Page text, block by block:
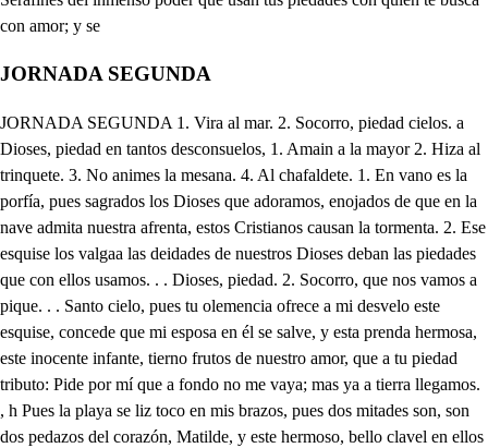
JORNADA SEGUNDA
JORNADA SEGUNDA 1. Vira al mar. 2. Socorro, piedad cielos. a Dioses, piedad en tantos desconsuelos, 1. Amain a la mayor 2. Hiza al trinquete. 3. No animes la mesana. 4. Al chafaldete. 1. En vano es la porfía, pues sagrados los Dioses que adoramos, enojados de que en la nave admita nuestra afrenta, estos Cristianos causan la tormenta. 2. Ese esquise los valgaa las deidades de nuestros Dioses deban las piedades que con ellos usamos. . . Dioses, piedad. 2. Socorro, que nos vamos a pique. . . Santo cielo, pues tu olemencia ofrece a mi desvelo este esquise, concede que mi esposa en él se salve, y esta prenda hermosa, este inocente infante, tierno frutos de nuestro amor, que a tu piedad tributo: Pide por mí que a fondo no me vaya; mas ya a tierra llegamos. , h Pues la playa se liz toco en mis brazos, pues dos mitades son, son dos pedazos del corazón, Matilde, y este hermoso, bello clavel en ellos amoroso. El primero se salve a su fortuna; sirva este risco de piadosa cuna, quédate aquí con él, Lagarto, en tanto que a Matil de socorro en mi quebranto porque a un desmayo su beldad rendida, parentesís tirano es de su vida. ̱. Que después de cinco años. que habrá que andábamos huyendo se Alejandro los rigores, viendo estado encubirtos todo aqueste tiempo, el mar laga con nosotros esto, cuando Matilde, y Felipo en la lealtad satisfecho se los de Ungría, a tomar) iban amparo en su Reino, y haya quien sus esperanzas del mar las fie, no siendo calabazas, común madre, mil veces beso, y rebeso tu paz, y solo en ti alabo cuanto en ti estás produciendo, pues para anegarnos das solo el licor de sermientos, y este borracho del nm lo que cria es abadejo. Qué poco que sentirá este tierno Infante esto! aún de su madre suele tomar las penas a pechos. Pero a qué sitio aportado habemos? que yo no encuentro mas que unos pelados riscos, y de quien poder saberlo en cuanto la vista alcanza no discurro: mas que veo? santos Cielos, un Leonazo se viene hacia mí; si de estos moradores ay aquí, al mar otra vez me vuelvo. Ay que se acerca, que uñazas, qué haré Cielos! qué de miedo no acierto a huir: mas qué miro? al Niño enviste, y resuelto en las garras se le lleva, huir de sus uñas quiero, no vuelva después por mí: Felipo, señor? Mi dueño, Matilde, pues del desmayo que excluyó tu hermoso cielo, estás libre, el temor pierde, pues ya salimos del riesgo. Felipo, mi bien, a donde mi hijo está? Señor, un fiero Leon lleva a tu hijo. Qué escucho? qué es lo que veo? Aguarda indomita fiera, que aunque alas te calce el viento te he de quitar la inocente presa, antes que protervos tus rigores despedacen en su belleza mí me smo corazón. Bruto feroz, pues de las fieras el Cielo Rey te hizo, no ensangrientes de tu rigor lo supremo en un inocente: aguarda, despedázame primero a mí, pues ya mi dolor me está el corazón partiendo. Aguarda, vuelve a matarme, deja ese pimpollo tierno, que para tu hambrienta saña es despojo muy pequeño. Hay hijo del alma mía! ya mis ojos te perdieron, ya mi Sol se me ha ausentado, ya en ti me falta mi cielo, pues que ya perdí de vista a mi esposo, y hijo a un tiempo A quien habrá sucedido tal desdicha, sacros cielos! ya en sus entrañas el bruto voraz, sepulcro habrá hecho, del que en mis entrañas fue parto amantísimo, y tierno. Ya habrá muerto, mas Felipo no vuelve, dolor severo! siglos parece que ha, que la fiera fue siguiendo, que el temor siempre fue mal arismético en el riesgo. Cielos, si habrá peligrado mi esposo? mas como puedo pensarlo estando yo viva? pues si al pesar ya no he mue es, porque Felipo, y mi hijo eran con igual extremo, en dos mirades partida, toda el alma de mi afecto, y aquella media porción de alma, ser vida, y aliento, que en mi esposo estoy logrando, es con la que estoy viviendo, que haré; pero mi dolor discursivo en el tormento, en mi amor ha deslustrado lo que debía hacer; puesto que si lastuto cazador roba al León el hijuelo; discurre el monte asustando abramidos todo el viento, ppor si encuentra el robador que le lleva el parto tierno; pues si un bruto irracional. enseñarle sabe esto, solo el natural instinto, como racional mi afecto, no discurre todo el monte, por si hijo, o esposo encuentro. llamándole iré: Filipo, Esposo Filipo? El eco de una voz escucho, y no percibo, mas que el acento, side Matilde será; pero en este sitio mismo la dejé, muerto a sus ojos vuelvo, pues sin alma vuelvo sin mi hajo; que desdicha! pues apenas, pretendieron seguir veloces mis plantas lafiera, cuando en lo espeso de tanto risco intrincado mis desgracias la perdieron, por más que risco a risco le examinado los senos. de este monte, ni aún las huellas de mis desdichas encuentro, tomo a Matilde podré consolar, cuando yo mismo no hallo consuelo, encontrarla cuando más la busco, temo; pues apenas ha de ver que sin la luz pura vuelvo de sus ojos, cuando al susto se han de apagar sus luceros, que la diré? pero en todo este sitio no la veo: Matilde esposa, sin duda que eran los confusos ecos que oí, suyos, otra vez a llamarla me resuelvo: Matilde esposa, Filipo. Si no me engaña el deseo mi nombre escucho, Matilde. Filipo, señor. . El eco sueña ya más cerca; esposa. Filipo. P. pero el acento desconozco de su voz: llega Matilde. Ya llego dado a cuatro mil leones, que a suegras fuera lo mismo. Hh villano, que mis dichas han engañado tus ecos, donde está Matilde, dónde? . En mi corazón. Dinecio, por Matilde, te pregunto: Yo juzgué que por mi miedo. No has visto a Matilde. . Solo lo que he visto es un portento; pues huyendo del León; vi al subir de aquel repecho un bruto, que parecía hombre, cuyo raro efecto me admiró; pues hasta ahora solo he llegado a ver cuerdo muchos, que parecen hombres, y son salvajes profesos. Deja ahora las locuras, cuando ves que al dolor muero de no encontrar a Matilde. El hallarla será cierto, porque las mujeres solo en poblado se perdieron; y el Niño? . Ya de la fiera será infeliz alimento. Y se le comió el León con pañal, y metedero? Eso que hace a la desdicha? Es que hace más a mi miedo; pues si al paladar del gusto se le ha pegado al hambriento León el pañal, por gente humana andará ya muerto, con que es cierto que seguros no estamos en Cienpozuelos. Amigo Lagarto ven, los dos mi esposa busquemos, ve tu por aquesa parte llamándola, que yo entro por esta. . Por dónde dices? Por donde el León sangriento llevó el Niño. . Aquese rastro va a parar al matadero, eso no, troquemos calles. Ve llamándola. . Ya pruebo a hacerlo, Matilde. . Esposa. n, 1. Aquí las voces se oyeron, y pues Piratas de Ungría vénimos en seguimiento de esa Nave de Tebanos, que el mar tragó no ha un momento, los que en el esquife de ella vimos librar, los llevemos, pues son nuestros enemigos, a que sirvan en los remos. 2. Pues la ocasión se nos viene a las manos, que aquí veo que un hombre llega, y parece Tebano, 3. A él nos acerquemos. Matilde, esposa Matilde, la esperanza en vano aliento de hallarla entre tanto risco, donde aún yo mismo me pierdo pueden llegar mis desdichas a más infeliz extremo! 1. Si puede, a ser nuestro esclave Quién sois hombres? qué os han hech mis penas para tratarme de esta suerte? 1. Ser tu nuestro enemigo a nuestra Nave. 2. Vaya. Aguardad, detoneos, y si humanos corazones mueven lástimas, y ruegos, los míos os compadezcan en permitirme primero que a mi esposa busque, a quien entre estos riscos espesos la han perdido mis desdichas. 1. Detenernos no podemos, que de la Nave hacen seña de embarcar. 2. Llevalde presto. Qué es llevarme sin mi esposa antes me llevaréis hecho pedazos, Matilde, esposa. Felipo, esposo. El acento de su voc es, aguardad. 1. Ya no esfácil detenernos. Matilde. . . Felipo. Esposa. 3. Vaya así. Sagrados cielos, ya no puede mi desdicha llegar a mayor extremo. Absorto, y elevado ras los ecos veloces ode esas confusas voces; que en su acento han formado, le Felipo, y Matilde el nombre vengo osguiendo, lo que escucho; y no pre- ̱ Mas de mi fantasía vengo. nofueron sin duda engaños, solo para ser daños en la memoria mía, pues en estos desiertos escondidos, quien sus nombres traer pudo a mis pero del enensigo (oídos? común ardid sería, pues prueba cada día sus astucias conmigo; peroel cielome dapara más gloria. tu cada lid lograda una victoria, pues como a Rey me trata de aquestas soledades, logrando en las piedades de su clemencia grata le Monarca dichoso la fineza; a Majestad, el fausto, y la grandeza, lviendo que el sustento que esa palma me ha dado, su frutos me ha anegado el preciso alimento, (día ios por mano de un Ángel cada vidido pan con majestad me envía, Un Ángel es quien grave he le trae los más días, lo como al Santo Helias, llevado por una ave, (sobra en Dios como el poder, y saber: lcomprensible en sus prodigios obra Btanto, que si pudo tiempo dilatado fuerme aquí dejado del habito desnudo, porque hon esto me viese el cielo santo de mi cabello me vistió este mato; En la quietud dichosa de este feliz desierto, gozo el bien como cierto; si allá con ambiciosa lisonja, entre mentidos parabienes incierta era lagloria de los bienes, Continuamente orando, inmensas dichas gozo aquí, y con alborozo de Dios estoy gozando, y allá Monarca, a veces no tenía, cercado de peligros, hora mía. No ay, aunque se apetece, más peligroso estado, que el de un Rey, bien mirado, si maló, le aborrece el bueno, si máloes, pormil modos aborrecido viene a ser de todos; pero ya el Sol mediando va con su luz el día, y ya a la dicha mía se va a la hora acercando de que el Ángel me traiga la vianda, que me baje piadoso el cielo manda; Esperar de rodillas deben mis esperanzas, dando a Dios alabanzas por tantas maravillas, (clarines mas ya cortando el aire hechos bajan con ella alados Serafines. Rompan nuestras voces las cláusulas del aire, y clarines, clarines celestiales, de Onofre las victorias, y triunfos también canten, con que hoy le corona por Rey el cielo de estas soledades. Divino Custodio mío, qué favores celestiales son estos? , Onofre, Dios premiando en ti la admirable vida con que penitente